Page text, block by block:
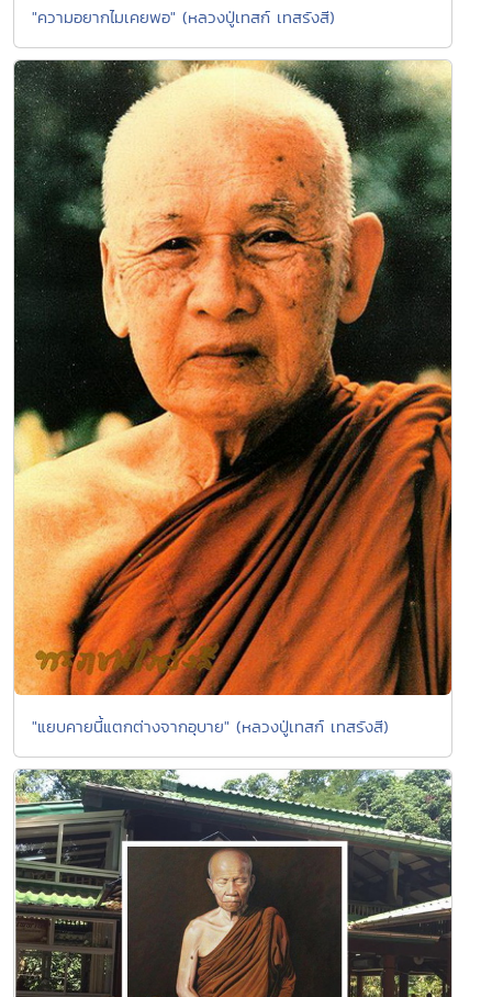
"ความอยากไมเคยพอ" (หลวงปู่เทสก์ เทสรังสี)
"แยบคายนี้แตกต่างจากอุบาย" (หลวงปู่เทสก์ เทสรังสี)